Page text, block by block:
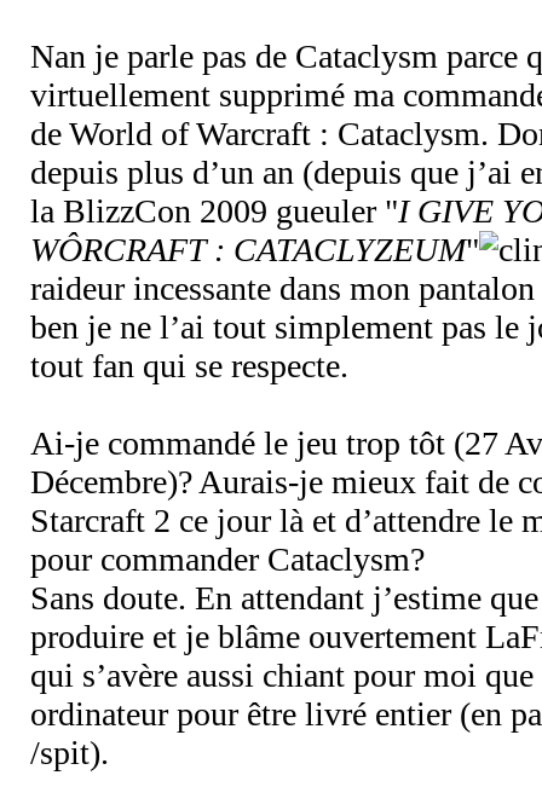
Nan je parle pas de Cataclysm parce
virtuellement supprimé ma
de World of Warcraft : Cataclysm.
depuis plus d’un an (depuis que j’ai
la BlizzCon 2009 gueuler "I GIVE
WÔRCRAFT : CATACLYZEUM"
raideur incessante dans mon
ben je ne l’ai tout simplement pas le
tout fan qui se respecte.
Ai-je commandé le jeu trop tôt (27
Décembre)? Aurais-je mieux fait de
Starcraft 2 ce jour là et d’attendre le
pour commander Cataclysm?
Sans doute. En attendant j’estime
produire et je blâme ouvertement
qui s’avère aussi chiant pour moi
ordinateur pour être livré entier (en
/spit).